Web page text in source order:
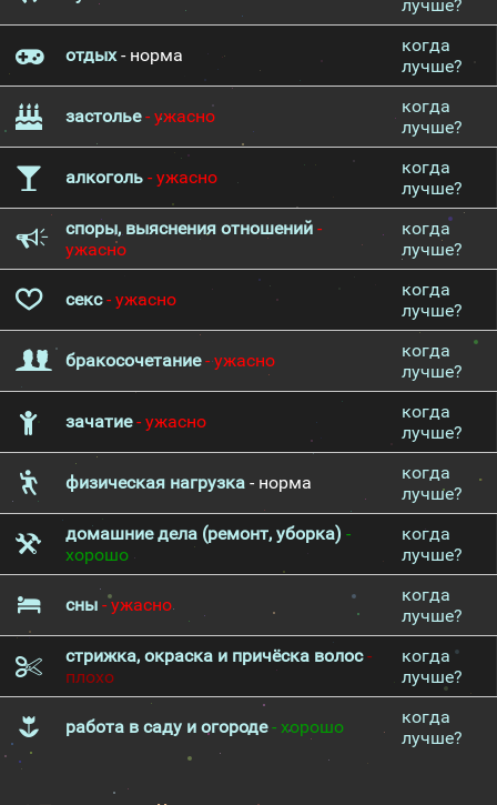
лучше?
отдых- норма
когда
лучше?
застолье- ужасно
когда
лучше?
алкоголь - ужасно
когда
лучше?
споры, выяснения отношений -
ужасно
когда
лучше?
секс- ужасно
когда
лучше?
бракосочетание- ужасно
когда
лучше?
зачатие- ужасно
когда
лучше?
физическая нагрузка - норма
когда
лучше?
домашние дела (ремонт, уборка) -
хорошо
когда
лучше?
сны - ужасно
когда
лучше?
стрижка, окраска и причёска волос-
плохо
когда
лучше?
работа в саду и огороде- хорошо
когда
лучше?